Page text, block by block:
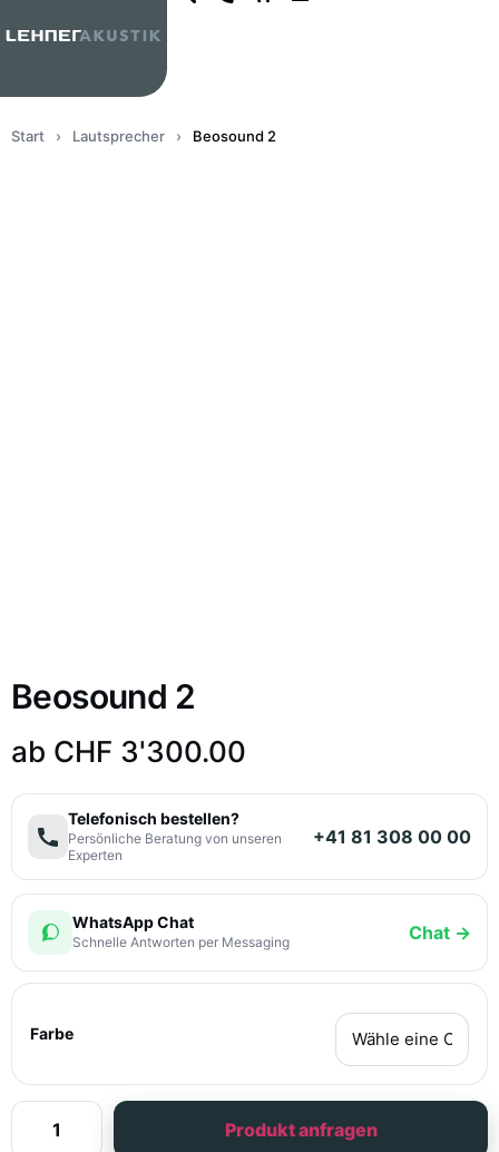
Start › Lautsprecher › Beosound 2
Beosound 2
ab CHF 3'300.00
Telefonisch bestellen?
Persönliche Beratung von unseren
Experten
+41 81 308 00 00
WhatsApp Chat
Schnelle Antworten per Messaging Chat →
Farbe
Produkt anfragen